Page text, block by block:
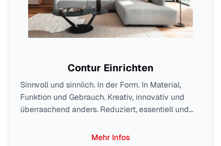
Contur Einrichten
Sinnvoll und sinnlich. In der Form. In Material,
Funktion und Gebrauch. Kreativ, innovativ und
überraschend anders. Reduziert, essentiell und
und gefertigt in Deutschland. Das Wesen macht
Mehr Infos